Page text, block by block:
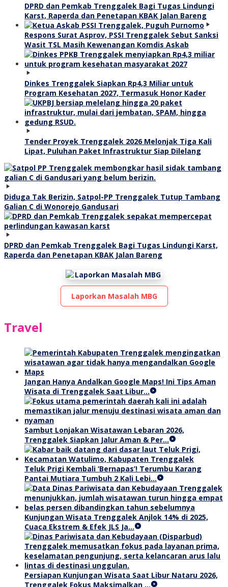
DPRD dan Pemkab Trenggalek Bagi Tugas Lindungi
Karst, Raperda dan Penetapan KBAK Jalan Bareng
Respons Surat Asprov, PSSI Trenggalek Sebut Sanksi
Wasit TSL Masih Kewenangan Komdis Askab
Dinkes Trenggalek Siapkan Rp4,3 Miliar untuk
Program Kesehatan 2027, Termasuk Honor Kader
Tender Proyek Trenggalek 2026 Melonjak Tiga Kali
Lipat, Puluhan Paket Infrastruktur Siap Dilelang
Diduga Tak Berizin, Satpol-PP Trenggalek Tutup Tambang
Galian C di Wonorejo Gandusari
DPRD dan Pemkab Trenggalek Bagi Tugas Lindungi Karst,
Raperda dan Penetapan KBAK Jalan Bareng
Laporkan Masalah MBG
Travel
Jangan Hanya Andalkan Google Maps! Ini Tips Aman
Wisata di Trenggalek Saat Libur…
Sambut Lonjakan Wisatawan Lebaran 2026,
Trenggalek Siapkan Jalur Aman & Per…
Teluk Prigi Kembali ‘Bernapas’! Terumbu Karang
Pantai Mutiara Tumbuh 2 Kali Lebi…
Kunjungan Wisata Trenggalek Anjlok 14% di 2025,
Cuaca Ekstrem & Efek JLS Ja…
Persiapan Kunjungan Wisata Saat Libur Nataru 2026,
Trenggalek Fokus Maksimalkan …